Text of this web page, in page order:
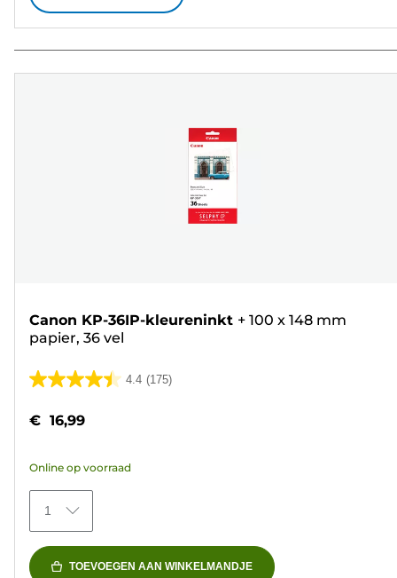
Canon KP-36IP-kleureninkt + 100 x 148 mm
papier, 36 vel
4.4 (175)
4.4
de
sterren.
175
beoordelingen
€ 16,99
Online op voorraad
1
TOEVOEGEN AAN WINKELMANDJE